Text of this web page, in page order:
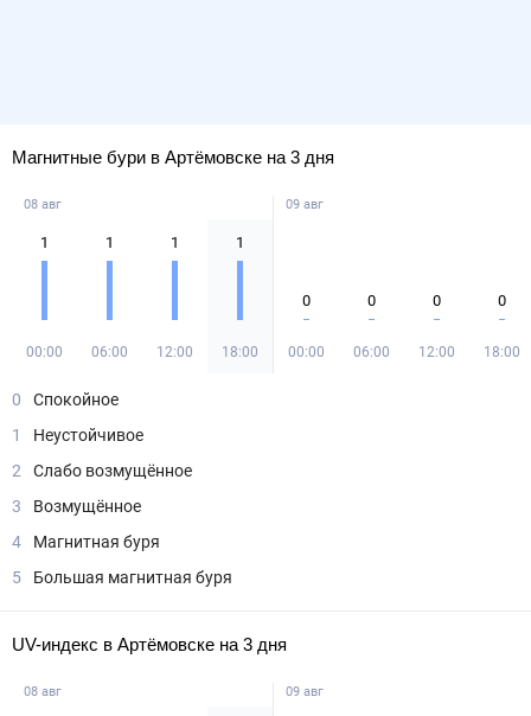
Магнитные бури в Артёмовске на 3 дня
08 авг
1
00:00
1
06:00
1
12:00
1
18:00
09 авг
0
00:00
0
06:00
0
12:00
0
18:00
0
Спокойное
1
Неустойчивое
2
Слабо возмущённое
3
Возмущённое
4
Магнитная буря
5
Большая магнитная буря
UV-индекс в Артёмовске на 3 дня
08 авг 09 авг